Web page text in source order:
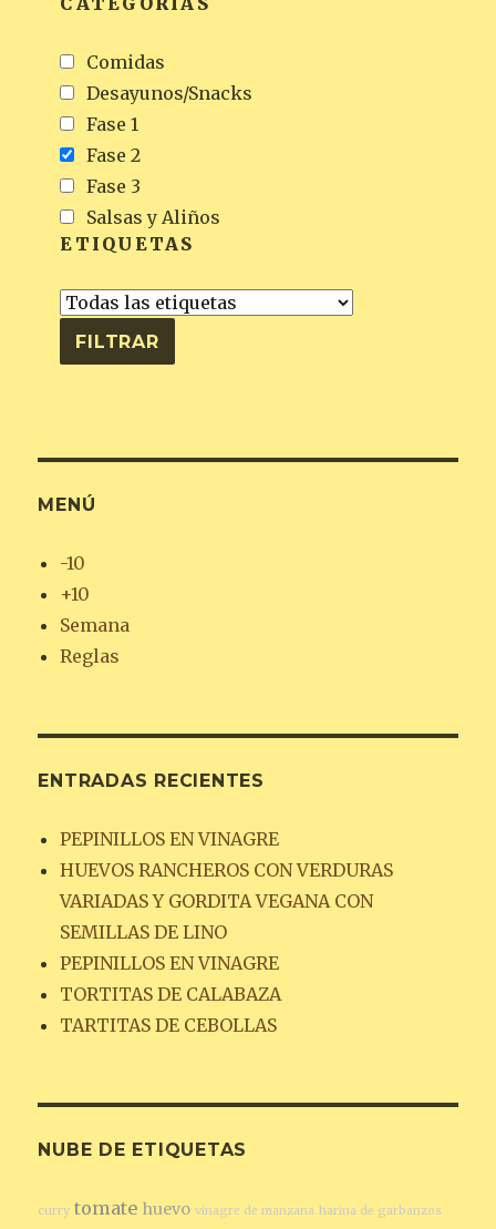
Comidas
Desayunos/Snacks
Fase 1
Fase 2
Fase 3
Salsas y Aliños
ETIQUETAS
MENÚ
-10
+10
Semana
Reglas
ENTRADAS RECIENTES
PEPINILLOS EN VINAGRE
HUEVOS RANCHEROS CON VERDURAS
VARIADAS Y GORDITA VEGANA CON
SEMILLAS DE LINO
PEPINILLOS EN VINAGRE
TORTITAS DE CALABAZA
TARTITAS DE CEBOLLAS
NUBE DE ETIQUETAS
curry tomate huevo vinagre de manzana harina de garbanzos